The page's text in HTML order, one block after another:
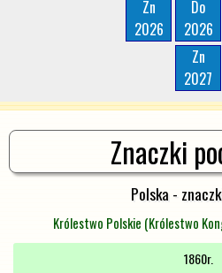
Zn
2026
Do
2026
Zn
2027
Znaczki
Polska -
Królestwo Polskie (Królestwo
1860r.